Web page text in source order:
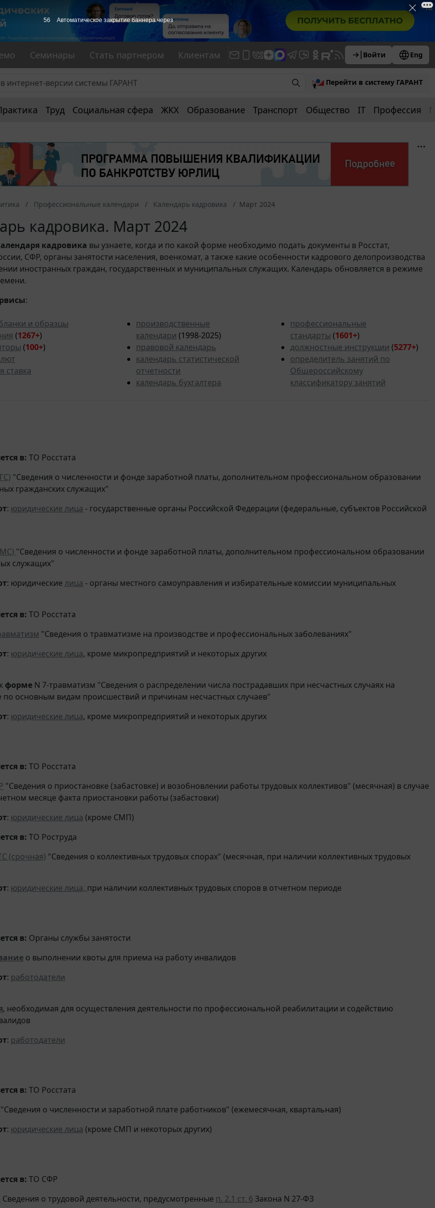
Семинары Стать партнером Клиентам Войти Eng
Перейти в систему ГАРАНТ
Труд Социальная сфера ЖКХ Образование Транспорт Общество IT Профессия
Профессиональные календари Календарь кадровика Март 2024
кадровика. Март 2024
кадровика вы узнаете, когда и по какой форме необходимо подать документы в Росстат,
СФР, органы занятости населения, военкомат, а также какие особенности кадрового делопроизводства
иностранных граждан, государственных и муниципальных служащих. Календарь обновляется в режиме
:
и образцы
(1267+)
(100+)
ставка
производственные
календари (1998-2025)
правовой календарь
календарь статистической
отчетности
календарь бухгалтера
профессиональные
стандарты (1601+)
должностные инструкции (5277+)
определитель занятий по
Общероссийскому
классификатору занятий
в: ТО Росстата
"Сведения о численности и фонде заработной платы, дополнительном профессиональном образовании
гражданских служащих"
: юридические лица - государственные органы Российской Федерации (федеральные, субъектов Российской
"Сведения о численности и фонде заработной платы, дополнительном профессиональном образовании
служащих"
: юридические лица - органы местного самоуправления и избирательные комиссии муниципальных
в: ТО Росстата
"Сведения о травматизме на производстве и профессиональных заболеваниях"
: юридические лица, кроме микропредприятий и некоторых других
к форме N 7-травматизм "Сведения о распределении числа пострадавших при несчастных случаях на
по основным видам происшествий и причинам несчастных случаев"
: юридические лица, кроме микропредприятий и некоторых других
в: ТО Росстата
"Сведения о приостановке (забастовке) и возобновлении работы трудовых коллективов" (месячная) в случае
месяце факта приостановки работы (забастовки)
: юридические лица (кроме СМП)
в: ТО Роструда
(срочная) "Сведения о коллективных трудовых спорах" (месячная, при наличии коллективных трудовых
: юридические лица, при наличии коллективных трудовых споров в отчетном периоде
в: Органы службы занятости
о выполнении квоты для приема на работу инвалидов
: работодатели
, необходимая для осуществления деятельности по профессиональной реабилитации и содействию
: работодатели
в: ТО Росстата
"Сведения о численности и заработной плате работников" (ежемесячная, квартальная)
: юридические лица (кроме СМП и некоторых других)
в: ТО СФР
Сведения о трудовой деятельности, предусмотренные п. 2.1 ст. 6 Закона N 27-ФЗ
55 Автоматическое закрытие баннера через